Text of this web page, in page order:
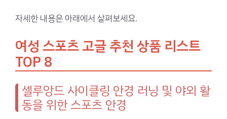
자세한 내용은 아래에서 살펴보세요.
여성 스포츠 고글 추천 상품 리스트
TOP 8
셀루앙드 사이클링 안경 러닝 및 야외 활
동을 위한 스포츠 안경